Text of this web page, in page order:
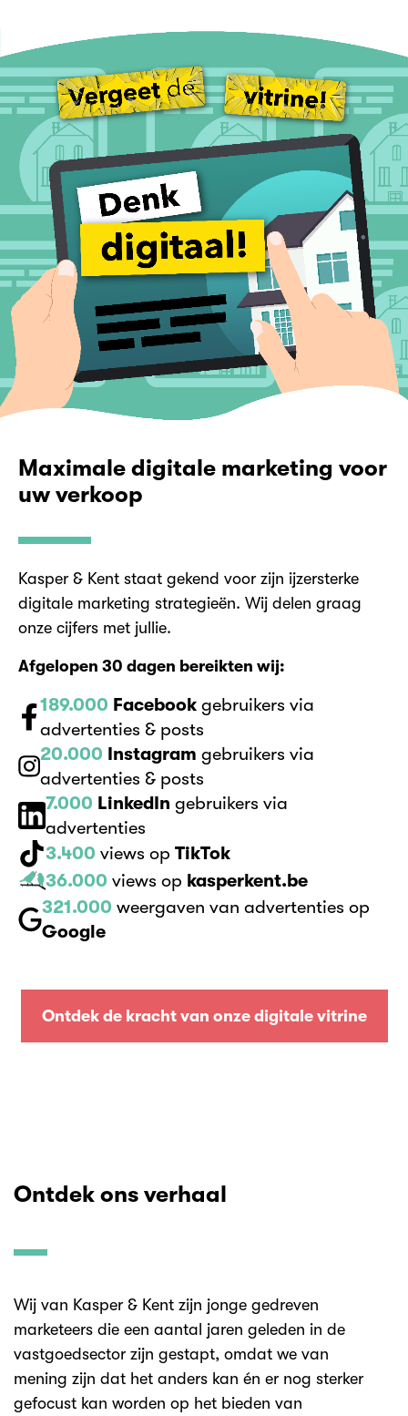
Maximale digitale marketing voor
uw verkoop
Kasper & Kent staat gekend voor zijn ijzersterke
digitale marketing strategieën. Wij delen graag
onze cijfers met jullie.
Afgelopen 30 dagen bereikten wij:
189.000 Facebook gebruikers via
advertenties & posts
20.000 Instagram gebruikers via
advertenties & posts
7.000 LinkedIn gebruikers via
advertenties
3.400 views op TikTok
36.000 views op kasperkent.be
321.000 weergaven van advertenties op
Google
Ontdek de kracht van onze digitale vitrine
Ontdek ons verhaal
Wij van Kasper & Kent zijn jonge gedreven
marketeers die een aantal jaren geleden in de
vastgoedsector zijn gestapt, omdat we van
mening zijn dat het anders kan én er nog sterker
gefocust kan worden op het bieden van